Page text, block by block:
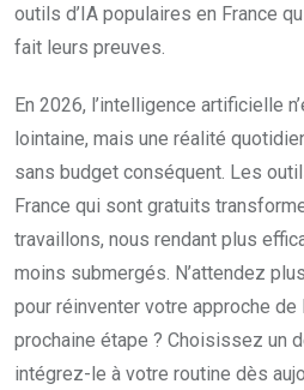
outils d’IA populaires en France
fait leurs preuves.
En 2026, l’intelligence artificielle
lointaine, mais une réalité
sans budget conséquent. Les
France qui sont gratuits
travaillons, nous rendant plus
moins submergés. N’attendez
pour réinventer votre approche de
prochaine étape ? Choisissez un
intégrez-le à votre routine dès